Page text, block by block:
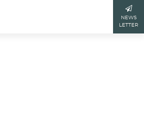
NEWS
LETTER